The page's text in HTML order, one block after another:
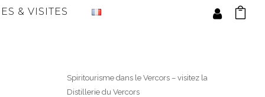
& VISITES
Spiritourisme dans le Vercors – visitez la
Distillerie du Vercors